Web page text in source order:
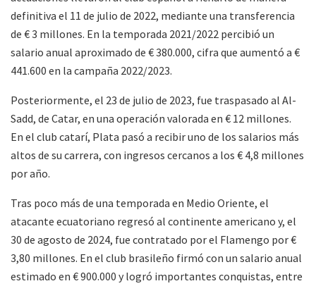
definitiva el 11 de julio de 2022, mediante una transferencia
de € 3 millones. En la temporada 2021/2022 percibió un
salario anual aproximado de € 380.000, cifra que aumentó a €
441.600 en la campaña 2022/2023.
Posteriormente, el 23 de julio de 2023, fue traspasado al Al-
Sadd, de Catar, en una operación valorada en € 12 millones.
En el club catarí, Plata pasó a recibir uno de los salarios más
altos de su carrera, con ingresos cercanos a los € 4,8 millones
por año.
Tras poco más de una temporada en Medio Oriente, el
atacante ecuatoriano regresó al continente americano y, el
30 de agosto de 2024, fue contratado por el Flamengo por €
3,80 millones. En el club brasileño firmó con un salario anual
estimado en € 900.000 y logró importantes conquistas, entre